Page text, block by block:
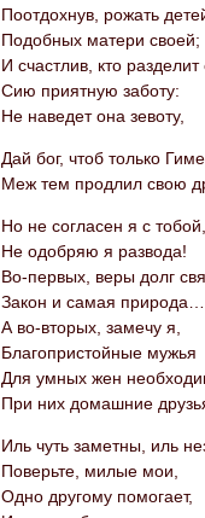
Поотдохнув, рожать
Подобных матери своей;
И счастлив, кто разделит
Сию приятную заботу:
Не наведет она зевоту,
Дай бог, чтоб только
Меж тем продлил свою
Но не согласен я с тобой,
Не одобряю я развода!
Во-первых, веры долг
Закон и самая природа…
А во-вторых, замечу я,
Благопристойные мужья
Для умных жен
При них домашние
Иль чуть заметны, иль
Поверьте, милые мои,
Одно другому помогает,